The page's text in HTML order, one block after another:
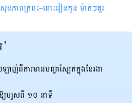
ខភាពក្រពះ–ពោះវៀនកូន ម៉ាក់ៗគួរ
ាញ់ពីការមានបញ្ហាស្បែកក្នុងខែរងា
យហួសពី ១០ នាទី